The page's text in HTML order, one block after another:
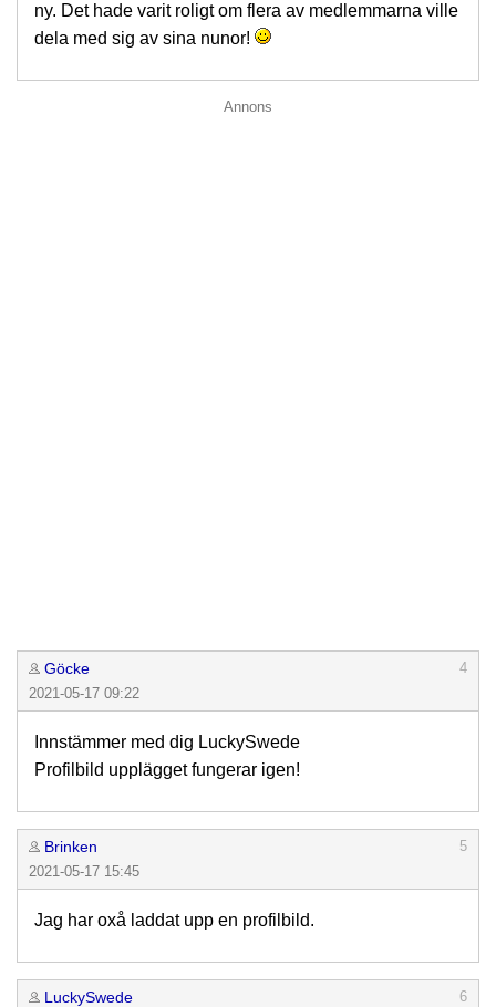
ny. Det hade varit roligt om flera av medlemmarna ville
dela med sig av sina nunor!
Annons
Göcke
4
2021-05-17 09:22
Innstämmer med dig LuckySwede
Profilbild upplägget fungerar igen!
Brinken
5
2021-05-17 15:45
Jag har oxå laddat upp en profilbild.
LuckySwede
6